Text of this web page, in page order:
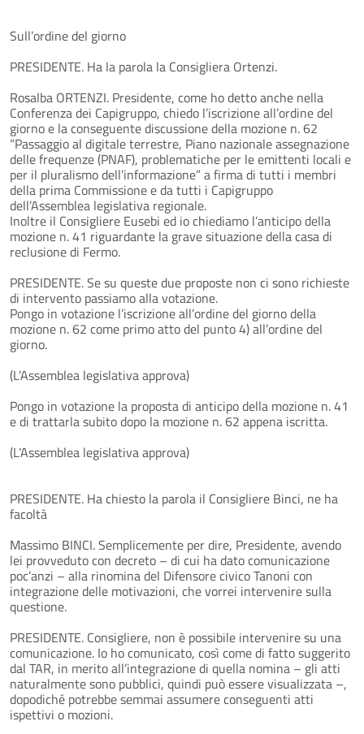
Sull’ordine del giorno
PRESIDENTE. Ha la parola la Consigliera Ortenzi.
Rosalba ORTENZI. Presidente, come ho detto anche nella
Conferenza dei Capigruppo, chiedo l’iscrizione all’ordine del
giorno e la conseguente discussione della mozione n. 62
“Passaggio al digitale terrestre, Piano nazionale assegnazione
delle frequenze (PNAF), problematiche per le emittenti locali e
per il pluralismo dell’informazione” a firma di tutti i membri
della prima Commissione e da tutti i Capigruppo
dell’Assemblea legislativa regionale.
Inoltre il Consigliere Eusebi ed io chiediamo l’anticipo della
mozione n. 41 riguardante la grave situazione della casa di
reclusione di Fermo.
PRESIDENTE. Se su queste due proposte non ci sono richieste
di intervento passiamo alla votazione.
Pongo in votazione l’iscrizione all’ordine del giorno della
mozione n. 62 come primo atto del punto 4) all’ordine del
giorno.
(L’Assemblea legislativa approva)
Pongo in votazione la proposta di anticipo della mozione n. 41
e di trattarla subito dopo la mozione n. 62 appena iscritta.
(L’Assemblea legislativa approva)
PRESIDENTE. Ha chiesto la parola il Consigliere Binci, ne ha
facoltà
Massimo BINCI. Semplicemente per dire, Presidente, avendo
lei provveduto con decreto – di cui ha dato comunicazione
poc’anzi – alla rinomina del Difensore civico Tanoni con
integrazione delle motivazioni, che vorrei intervenire sulla
questione.
PRESIDENTE. Consigliere, non è possibile intervenire su una
comunicazione. Io ho comunicato, così come di fatto suggerito
dal TAR, in merito all’integrazione di quella nomina – gli atti
naturalmente sono pubblici, quindi può essere visualizzata –,
dopodiché potrebbe semmai assumere conseguenti atti
ispettivi o mozioni.